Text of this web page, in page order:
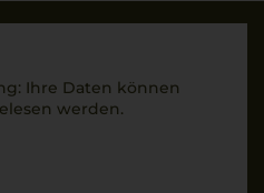
Füllmenge
0,75 L
Ihre Daten können
werden.